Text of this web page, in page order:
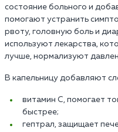
состояние больного и
помогают устранить
рвоту, головную боль и
используют лекарства,
лучше, нормализуют
В капельницу добавляют
витамин С, помогает
быстрее;
гептрал, защищает